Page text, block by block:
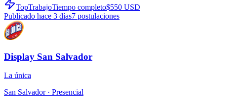
TopTrabajoTiempo completo$550 USD
Publicado hace 3 días7 postulaciones
Display San Salvador
La única
San Salvador · Presencial